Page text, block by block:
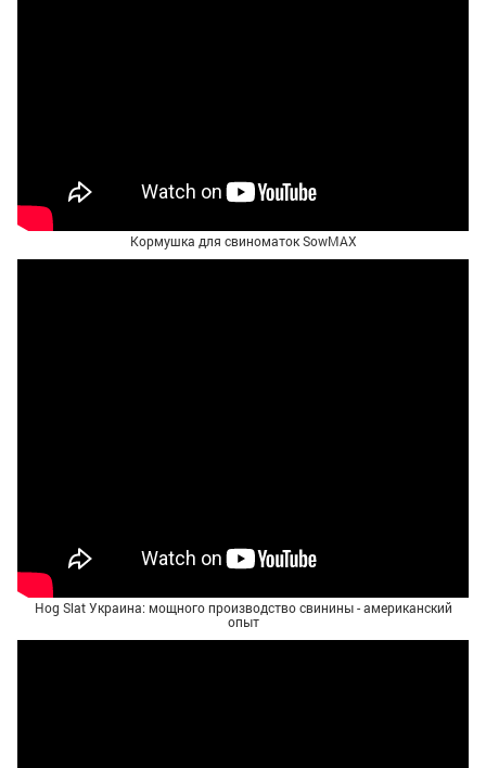
Кормушка для свиноматок SowMAX
Hog Slat Украина: мощного производство свинины - американский
опыт